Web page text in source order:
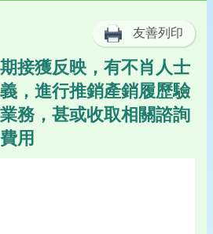
友善列印
接獲反映，有不肖人士
，進行推銷產銷履歷驗
務，甚或收取相關諮詢
用